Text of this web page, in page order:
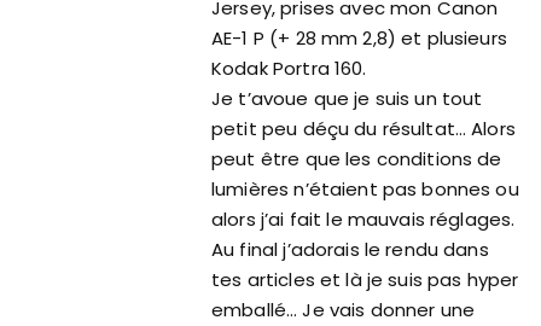
Jersey, prises avec mon Canon
AE-1 P (+ 28 mm 2,8) et plusieurs
Kodak Portra 160.
Je t’avoue que je suis un tout
petit peu déçu du résultat… Alors
peut être que les conditions de
lumières n’étaient pas bonnes ou
alors j’ai fait le mauvais réglages.
Au final j’adorais le rendu dans
tes articles et là je suis pas hyper
emballé… Je vais donner une